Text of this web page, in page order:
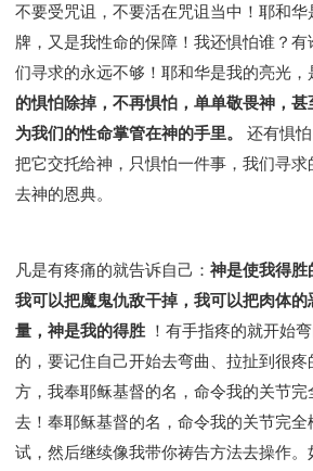
不要受咒诅，不要活在咒诅当中！耶和
牌，又是我性命的保障！我还惧怕谁？
们寻求的永远不够！耶和华是我的亮光，
的惧怕除掉，不再惧怕，单单敬畏神，
为我们的性命掌管在神的手里。
还有惧
把它交托给神，只惧怕一件事，我们寻
去神的恩典。
凡是有疼痛的就告诉自己： 神是使我得胜
我可以把魔鬼仇敌干掉，我可以把肉体
量，神是我的得胜！有手指疼的就开始
的，要记住自己开始去弯曲、拉扯到很
方，我奉耶稣基督的名，命令我的关节完
去！奉耶稣基督的名，命令我的关节完
试，然后继续像我带你祷告方法去操作